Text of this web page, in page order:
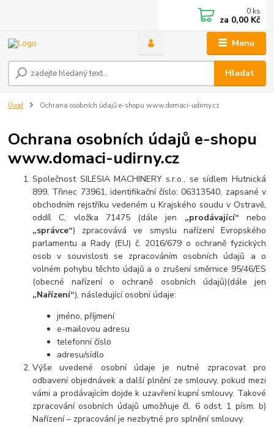
Menu
Hledat
0 ks
za 0,00 Kč
Úvod Ochrana osobních údajů e-shopu www.domaci-udirny.cz
Ochrana osobních údajů e-shopu
www.domaci-udirny.cz
Společnost SILESIA MACHINERY s.r.o., se sídlem Hutnická
899, Třinec 73961, identifikační číslo: 06313540, zapsané v
obchodním rejstříku vedeném u Krajského soudu v Ostravě,
oddíl C, vložka 71475 (dále jen „prodávající“ nebo
„správce“) zpracovává ve smyslu nařízení Evropského
parlamentu a Rady (EU) č. 2016/679 o ochraně fyzických
osob v souvislosti se zpracováním osobních údajů a o
volném pohybu těchto údajů a o zrušení směrnice 95/46/ES
(obecné nařízení o ochraně osobních údajů)(dále jen
„Nařízení“), následující osobní údaje:
jméno, příjmení
e-mailovou adresu
telefonní číslo
adresu/sídlo
Výše uvedené osobní údaje je nutné zpracovat pro
odbavení objednávek a další plnění ze smlouvy, pokud mezi
vámi a prodávajícím dojde k uzavření kupní smlouvy. Takové
zpracování osobních údajů umožňuje čl. 6 odst. 1 písm. b)
Nařízení – zpracování je nezbytné pro splnění smlouvy.